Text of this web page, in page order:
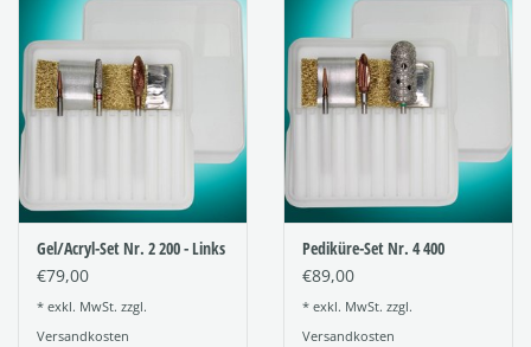
Gel/Acryl-Set Nr. 2 200 - Links
€79,00
* exkl. MwSt. zzgl.
Versandkosten
Pediküre-Set Nr. 4 400
€89,00
* exkl. MwSt. zzgl.
Versandkosten